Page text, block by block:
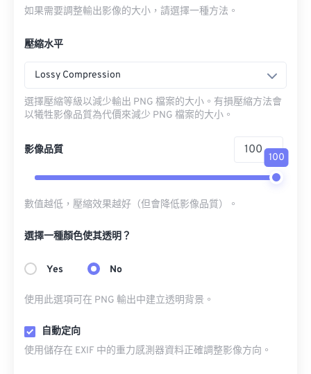
如果需要調整輸出影像的大小，請選擇一種方法。
壓縮水平
Lossy Compression
選擇壓縮等級以減少輸出 PNG 檔案的大小。有損壓縮方法會
以犧牲影像品質為代價來減少 PNG 檔案的大小。
影像品質
100
數值越低，壓縮效果越好（但會降低影像品質）。
選擇一種顏色使其透明？
Yes No
使用此選項可在 PNG 輸出中建立透明背景。
自動定向
使用儲存在 EXIF 中的重力感測器資料正確調整影像方向。